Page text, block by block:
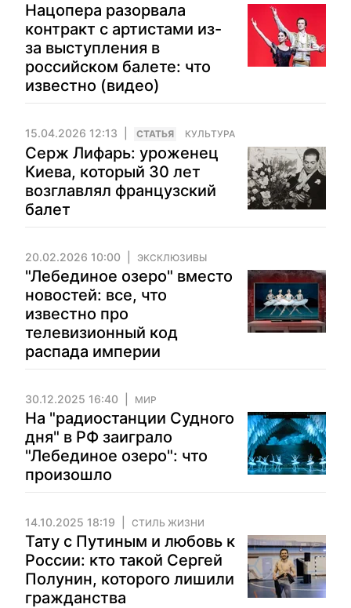
Нацопера разорвала
контракт с артистами из-
за выступления в
российском балете: что
известно (видео)
15.04.2026 12:13 CТАТЬЯ КУЛЬТУРА
Серж Лифарь: уроженец
Киева, который 30 лет
возглавлял французский
балет
20.02.2026 10:00 ЭКСКЛЮЗИВЫ
"Лебединое озеро" вместо
новостей: все, что
известно про
телевизионный код
распада империи
30.12.2025 16:40 МИР
На "радиостанции Судного
дня" в РФ заиграло
"Лебединое озеро": что
произошло
14.10.2025 18:19 СТИЛЬ ЖИЗНИ
Тату с Путиным и любовь к
России: кто такой Сергей
Полунин, которого лишили
гражданства